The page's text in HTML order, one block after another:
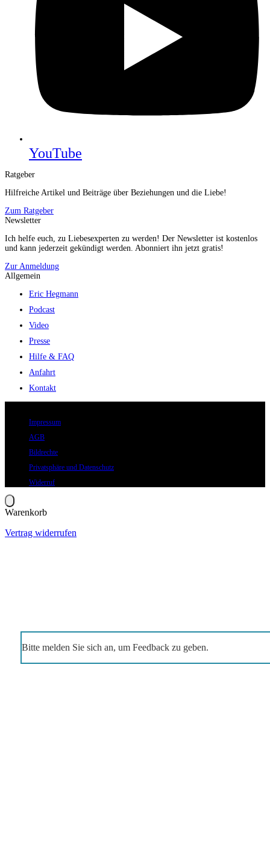
YouTube
Ratgeber
Hilfreiche Artikel und Beiträge über Beziehungen und die Liebe!
Zum Ratgeber
Newsletter
Ich helfe euch, zu Liebesexperten zu werden! Der Newsletter ist kostenlos
und kann jederzeit gekündigt werden. Abonniert ihn jetzt gratis!
Zur Anmeldung
Allgemein
Eric Hegmann
Podcast
Video
Presse
Hilfe & FAQ
Anfahrt
Kontakt
Impressum
AGB
Bildrechte
Privatsphäre und Datenschutz
Widerruf
Warenkorb
Vertrag widerrufen
Bitte melden Sie sich an, um Feedback zu geben.